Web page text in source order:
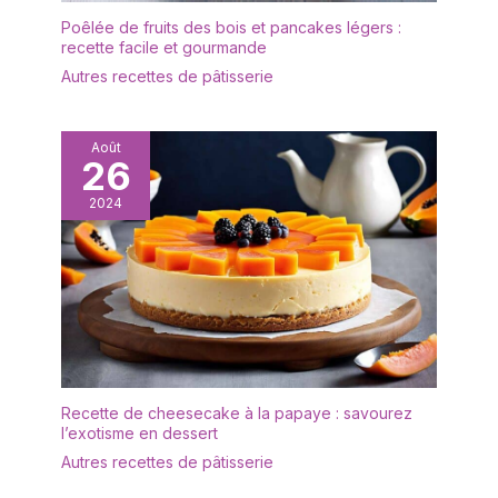
température, ces bols
blancs présentent une
surface lisse, brillante et
facile à nettoyer. Leur
facilement avec
différents services de
table et styles de cuisine.
Design empilable et gain
de place: La forme
évasée avec un bord
large et une base plus
étroite permet d’empiler
facilement les bols
lorsqu’ils ne sont pas
utilisés. Ils se rangent
proprement dans les
placards, les tiroirs ou
gardant votre cuisine
Poêlée de fruits des bois et pancakes légers :
recette facile et gourmande
Autres recettes de pâtisserie
Août
26
2024
Recette de cheesecake à la papaye : savourez
l’exotisme en dessert
Autres recettes de pâtisserie